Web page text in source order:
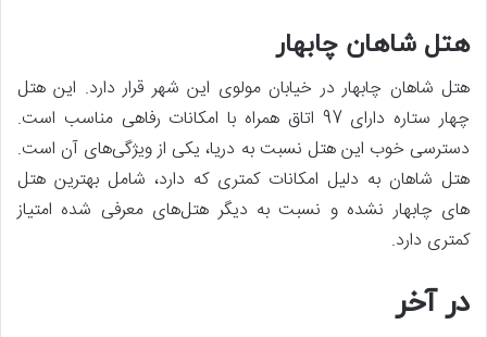
هتل شاهان چابهار
هتل شاهان چابهار در خیابان مولوی این شهر قرار دارد. این هتل
چهار ستاره دارای 97 اتاق همراه با امکانات رفاهی مناسب است.
دسترسی خوب این هتل نسبت به دریا، یکی از ویژگی‌های آن است.
هتل شاهان به دلیل امکانات کمتری که دارد، شامل بهترین هتل
های چابهار نشده و نسبت به دیگر هتل‌های معرفی شده امتیاز
کمتری دارد.
در آخر